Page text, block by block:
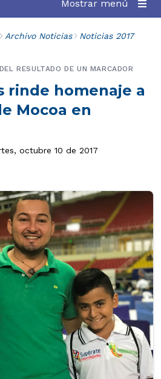
Mostrar menú
Archivo Noticias Noticias 2017
rinde homenaje a
Mocoa en
RESULTADO DE UN MARCADOR
octubre 10 de 2017